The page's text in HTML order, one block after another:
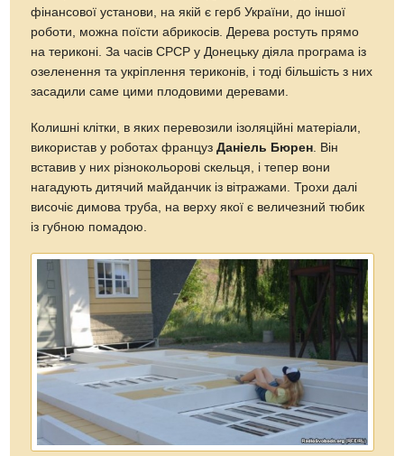
фінансової установи, на якій є герб України, до іншої
роботи, можна поїсти абрикосів. Дерева ростуть прямо
на териконі. За часів СРСР у Донецьку діяла програма із
озеленення та укріплення териконів, і тоді більшість з них
засадили саме цими плодовими деревами.
Колишні клітки, в яких перевозили ізоляційні матеріали,
використав у роботах французДаніель Бюрен . Він
вставив у них різнокольорові скельця, і тепер вони
нагадують дитячий майданчик із вітражами. Трохи далі
височіє димова труба, на верху якої є величезний тюбик
із губною помадою.